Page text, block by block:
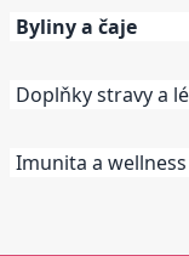
Byliny a čaje
Doplňky stravy a
Imunita a wellness